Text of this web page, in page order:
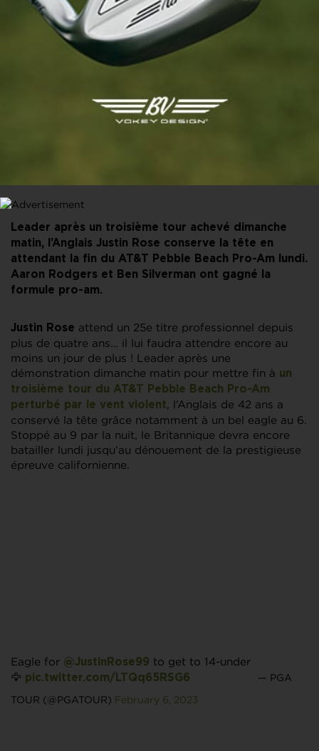
Leader après un troisième tour achevé dimanche
matin, l’Anglais Justin Rose conserve la tête en
attendant la fin du AT&T Pebble Beach Pro-Am lundi.
Aaron Rodgers et Ben Silverman ont gagné la
formule pro-am.
Justin Rose attend un 25e titre professionnel depuis
plus de quatre ans… il lui faudra attendre encore au
moins un jour de plus ! Leader après une
démonstration dimanche matin pour mettre fin à un
troisième tour du AT&T Pebble Beach Pro-Am
perturbé par le vent violent, l’Anglais de 42 ans a
conservé la tête grâce notamment à un bel eagle au 6.
Stoppé au 9 par la nuit, le Britannique devra encore
batailler lundi jusqu’au dénouement de la prestigieuse
épreuve californienne.
Eagle for @JustinRose99 to get to 14-under
🦅 pic.twitter.com/LTQq65RSG6 — PGA
TOUR (@PGATOUR) February 6, 2023